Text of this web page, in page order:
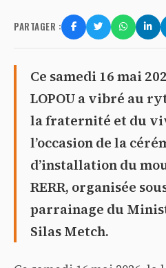
PARTAGER :
Ce samedi 16 mai
LOPOU a vibré au
la fraternité et du
l’occasion de la
d’installation du
RERR, organisée
parrainage du
Silas Metch.